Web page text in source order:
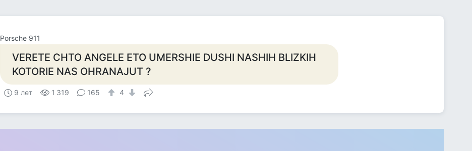
Porsche 911
VERETE CHTO ANGELE ETO UMERSHIE DUSHI NASHIH BLIZKIH
KOTORIE NAS OHRANAJUT ?
9 лет 1 319 165 4